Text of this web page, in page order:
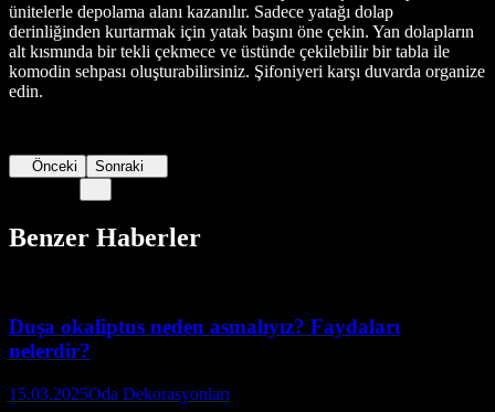
ünitelerle depolama alanı kazanılır. Sadece yatağı dolap
derinliğinden kurtarmak için yatak başını öne çekin. Yan dolapların
alt kısmında bir tekli çekmece ve üstünde çekilebilir bir tabla ile
komodin sehpası oluşturabilirsiniz. Şifoniyeri karşı duvarda organize
edin.
Önceki Sonraki
Benzer Haberler
Duşa okaliptus neden asmalıyız? Faydaları
nelerdir?
15.03.2025Oda Dekorasyonları